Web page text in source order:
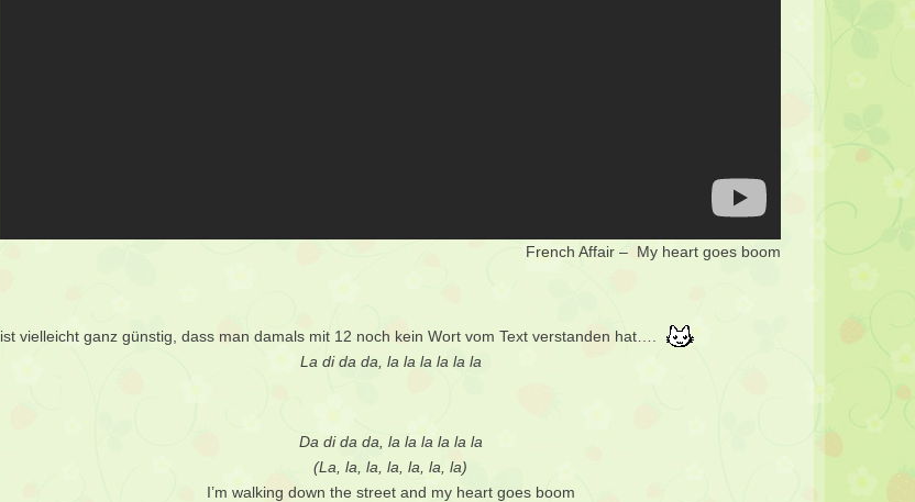
French Affair – My heart goes boom
ist vielleicht ganz günstig, dass man damals mit 12 noch kein Wort vom Text verstanden hat….
La di da da, la la la la la la
Da di da da, la la la la la la
(La, la, la, la, la, la, la)
I’m walking down the street and my heart goes boom